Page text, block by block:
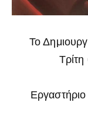
Το
Εργαστήριο